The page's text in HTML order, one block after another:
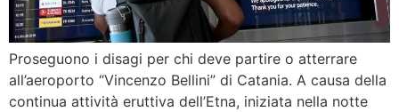
Proseguono i disagi per chi deve partire o atterrare
all’aeroporto “Vincenzo Bellini” di Catania. A causa della
continua attività eruttiva dell’Etna, iniziata nella notte